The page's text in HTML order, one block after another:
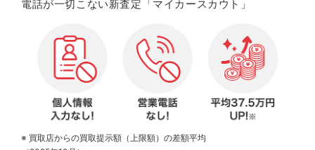
電話が一切こない新査定「マイカースカウト」
※ 買取店からの買取提示額（上限額）の差額平均